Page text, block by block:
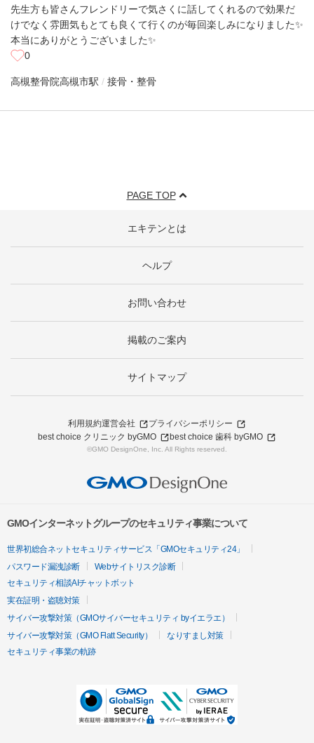
先生方も皆さんフレンドリーで気さくに話してくれるので効果だ
けでなく雰囲気もとても良くて行くのが毎回楽しみになりました✨
本当にありがとうございました✨
0
高槻整骨院高槻市駅 接骨・整骨
PAGE TOP
エキテンとは
ヘルプ
お問い合わせ
掲載のご案内
サイトマップ
利用規約運営会社
プライバシーポリシー
best choice クリニック byGMO
best choice 歯科 byGMO
©GMO DesignOne, Inc. All Rights reserved.
GMOインターネットグループのセキュリティ事業について
世界初総合ネットセキュリティサービス「GMOセキュリティ24」
パスワード漏洩診断
Webサイトリスク診断
セキュリティ相談AIチャットボット
実在証明・盗聴対策
サイバー攻撃対策（GMOサイバーセキュリティ byイエラエ）
サイバー攻撃対策（GMO Flatt Security）
なりすまし対策
セキュリティ事業の軌跡